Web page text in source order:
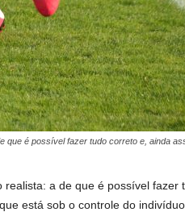
que é possível fazer tudo correto e, ainda
a de que é possível
está sob o controle do